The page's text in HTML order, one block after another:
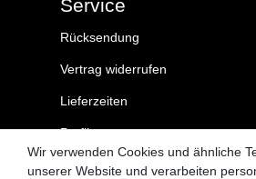
Service
Rücksendung
Vertrag widerrufen
Lieferzeiten
Profil
Kontakt
Wir verwenden Cookies und ähnliche
unserer Website und verarbeiten